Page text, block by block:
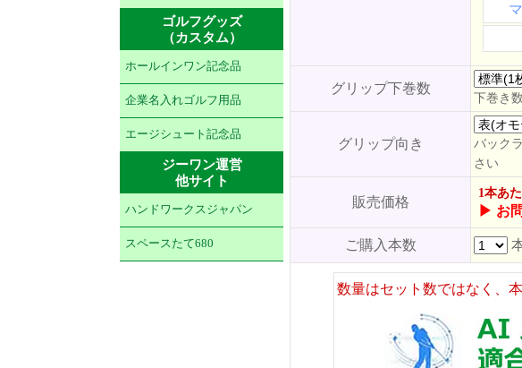
ゴルフグッズ
（カスタム）
ホールインワン記念品
企業名入れゴルフ用品
エージシュート記念品
ジーワン運営
他サイト
ハンドワークスジャパン
スペースたて680
グリップ下巻数
下巻き
グリップ向き
バック
さい
販売価格
1本あ
▶ お
ご購入本数
数量はセット数ではなく、